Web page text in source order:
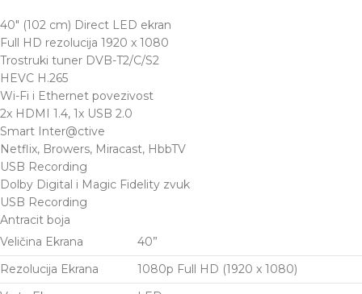
40″ (102 cm) Direct LED ekran
Full HD rezolucija 1920 x 1080
Trostruki tuner DVB-T2/C/S2
HEVC H.265
Wi-Fi i Ethernet povezivost
2x HDMI 1.4, 1x USB 2.0
Smart Inter@ctive
Netflix, Browers, Miracast, HbbTV
USB Recording
Dolby Digital i Magic Fidelity zvuk
USB Recording
Antracit boja
Veličina Ekrana
40”
Rezolucija Ekrana
1080p Full HD (1920 x 1080)